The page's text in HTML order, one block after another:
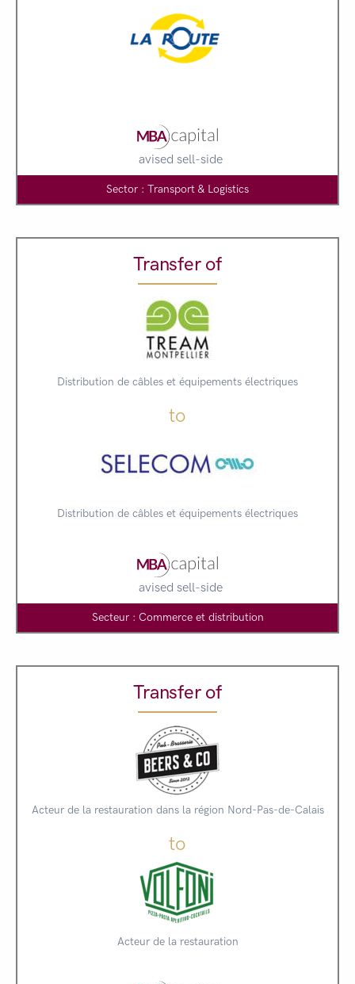
avised sell-side
Sector : Transport & Logistics
Transfer of
Distribution de câbles et équipements électriques
to
Distribution de câbles et équipements électriques
avised sell-side
Secteur : Commerce et distribution
Transfer of
Acteur de la restauration dans la région Nord-Pas-de-Calais
to
Acteur de la restauration